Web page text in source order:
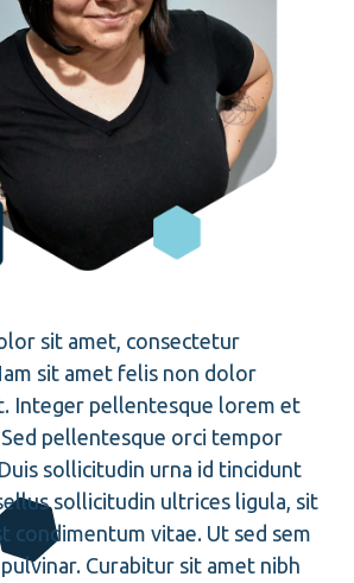
sit amet, consectetur
sit amet felis non dolor
Integer pellentesque lorem et
pellentesque orci tempor
sollicitudin urna id tincidunt
sollicitudin ultrices ligula, sit
condimentum vitae. Ut sed sem
Curabitur sit amet nibh